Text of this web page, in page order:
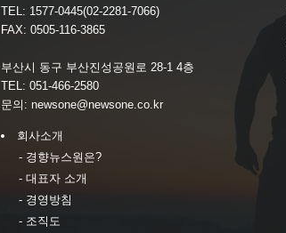
TEL: 1577-0445(02-2281-7066)
FAX: 0505-116-3865
부산시 동구 부산진성공원로 28-1 4층
TEL: 051-466-2580
문의: newsone@newsone.co.kr
회사소개
- 경향뉴스원은?
- 대표자 소개
- 경영방침
- 조직도